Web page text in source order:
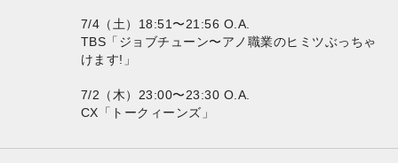
7/4（土）18:51〜21:56 O.A.
TBS「ジョブチューン〜アノ職業のヒミツぶっちゃ
けます!」
7/2（木）23:00〜23:30 O.A.
CX「トークィーンズ」